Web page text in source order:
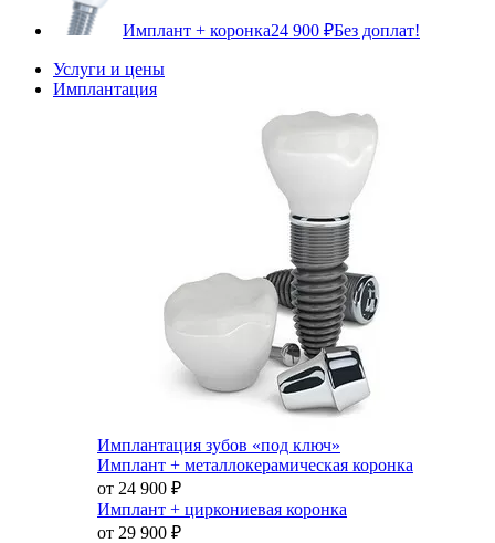
Имплант + коронка24 900 ₽Без доплат!
Услуги и цены
Имплантация
Имплантация зубов «под ключ»
Имплант + металлокерамическая коронка
от 24 900 ₽
Имплант + циркониевая коронка
от 29 900 ₽